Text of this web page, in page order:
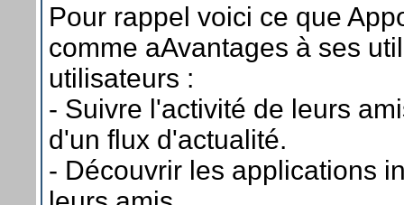
Pour rappel voici ce que
comme aAvantages à ses
utilisateurs :
- Suivre l'activité de leurs
d'un flux d'actualité.
- Découvrir les applications